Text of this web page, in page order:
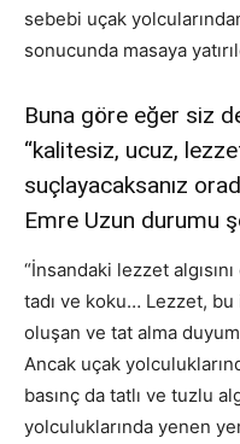
sebebi uçak
sonucunda masaya
Buna göre eğer siz
“kalitesiz, ucuz,
suçlayacaksanız
Emre Uzun durumu
“İnsandaki lezzet
tadı ve koku… Lezzet,
oluşan ve tat alma
Ancak uçak
basınç da tatlı ve tuzlu
yolculuklarında yenen